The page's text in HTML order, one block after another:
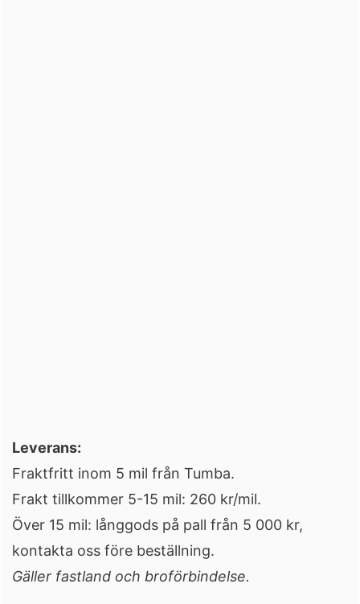
Leverans:
Fraktfritt inom 5 mil från Tumba.
Frakt tillkommer 5-15 mil: 260 kr/mil.
Över 15 mil: långgods på pall från 5 000 kr,
kontakta oss före beställning.
Gäller fastland och broförbindelse.